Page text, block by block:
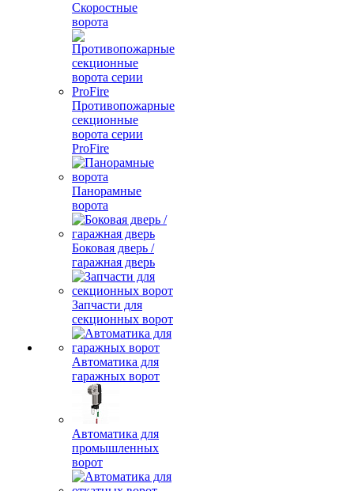
Скоростные
ворота
Противопожарные
секционные
ворота серии
ProFire
Панорамные
ворота
Боковая дверь /
гаражная дверь
Запчасти для
секционных ворот
Автоматика для
гаражных ворот
Автоматика для
промышленных
ворот